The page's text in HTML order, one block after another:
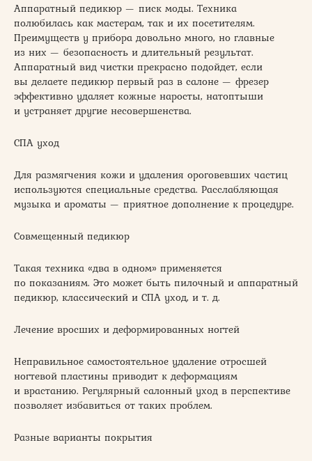
Аппаратный педикюр — писк моды. Техника
полюбилась как мастерам, так и их посетителям.
Преимуществ у прибора довольно много, но главные
из них — безопасность и длительный результат.
Аппаратный вид чистки прекрасно подойдет, если
вы делаете педикюр первый раз в салоне — фрезер
эффективно удаляет кожные наросты, натоптыши
и устраняет другие несовершенства.
СПА уход
Для размягчения кожи и удаления ороговевших частиц
используются специальные средства. Расслабляющая
музыка и ароматы — приятное дополнение к процедуре.
Совмещенный педикюр
Такая техника «два в одном» применяется
по показаниям. Это может быть пилочный и аппаратный
педикюр, классический и СПА уход, и т. д.
Лечение вросших и деформированных ногтей
Неправильное самостоятельное удаление отросшей
ногтевой пластины приводит к деформациям
и врастанию. Регулярный салонный уход в перспективе
позволяет избавиться от таких проблем.
Разные варианты покрытия